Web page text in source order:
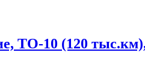
ТО-10 (120